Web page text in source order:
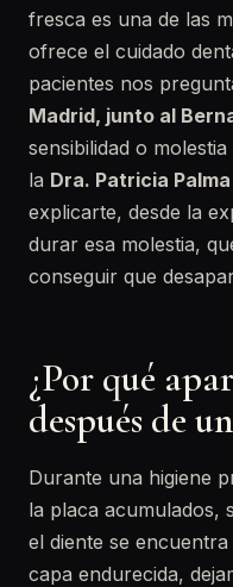
fresca es una de las
ofrece el cuidado
pacientes nos
Madrid, junto al
sensibilidad o
la Dra. Patricia
explicarte, desde la
durar esa molestia,
conseguir que
¿Por qué
después de
Durante una higiene
la placa acumulados,
el diente se
capa endurecida,